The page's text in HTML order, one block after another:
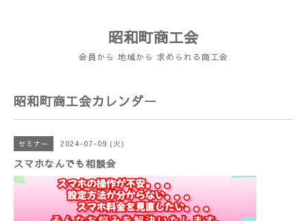
昭和町商工会
会員から 地域から 求められる商工会
昭和町商工会カレンダー
セミナー 2024-07-09 (火)
スマホなんでも相談会